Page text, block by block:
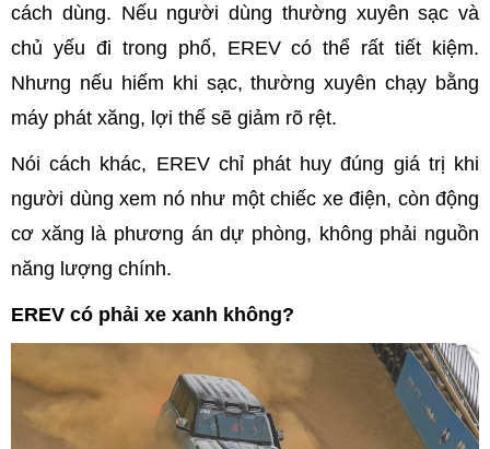
cách dùng. Nếu người dùng thường xuyên sạc và
chủ yếu đi trong phố, EREV có thể rất tiết kiệm.
Nhưng nếu hiếm khi sạc, thường xuyên chạy bằng
máy phát xăng, lợi thế sẽ giảm rõ rệt.
Nói cách khác, EREV chỉ phát huy đúng giá trị khi
người dùng xem nó như một chiếc xe điện, còn động
cơ xăng là phương án dự phòng, không phải nguồn
năng lượng chính.
EREV có phải xe xanh không?